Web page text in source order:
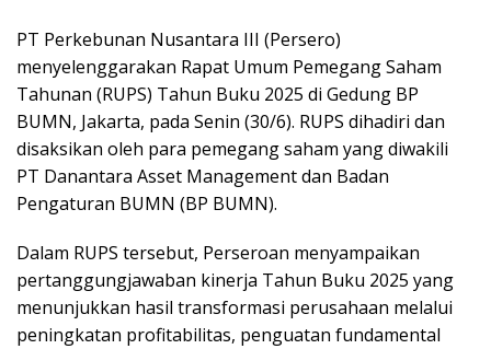
PT Perkebunan Nusantara III (Persero)
menyelenggarakan Rapat Umum Pemegang Saham
Tahunan (RUPS) Tahun Buku 2025 di Gedung BP
BUMN, Jakarta, pada Senin (30/6). RUPS dihadiri dan
disaksikan oleh para pemegang saham yang diwakili
PT Danantara Asset Management dan Badan
Pengaturan BUMN (BP BUMN).
Dalam RUPS tersebut, Perseroan menyampaikan
pertanggungjawaban kinerja Tahun Buku 2025 yang
menunjukkan hasil transformasi perusahaan melalui
peningkatan profitabilitas, penguatan fundamental